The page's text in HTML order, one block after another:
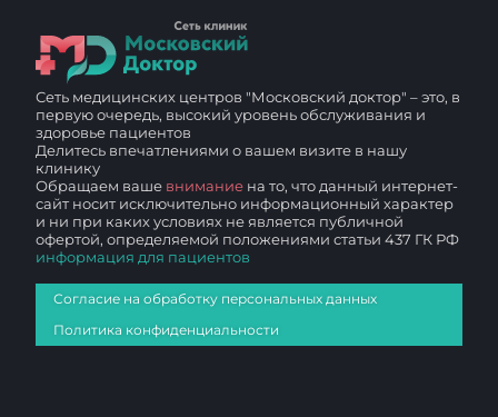
Сеть медицинских центров "Московский доктор" – это, в
первую очередь, высокий уровень обслуживания и
здоровье пациентов
Делитесь впечатлениями о вашем визите в нашу
клинику
Обращаем ваше внимание на то, что данный интернет-
сайт носит исключительно информационный характер
и ни при каких условиях не является публичной
офертой, определяемой положениями статьи 437 ГК РФ
информация для пациентов
Согласие на обработку персональных данных
Политика конфиденциальности